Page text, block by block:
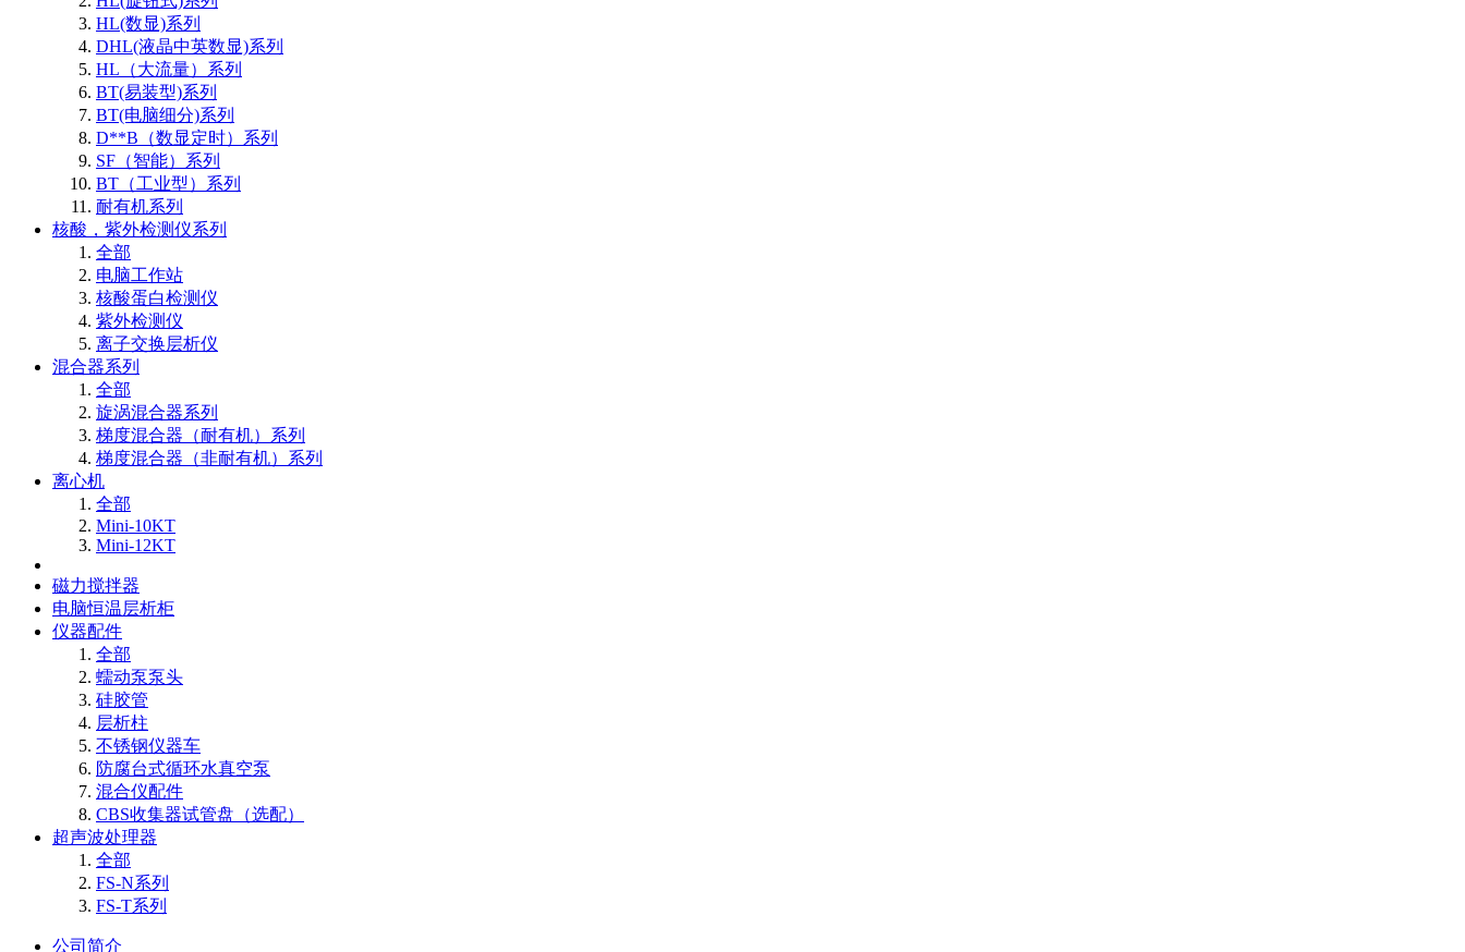
HL(数显)系列
DHL(液晶中英数显)系列
HL（大流量）系列
BT(易装型)系列
BT(电脑细分)系列
D**B（数显定时）系列
SF（智能）系列
BT（工业型）系列
耐有机系列
核酸，紫外检测仪系列
全部
电脑工作站
核酸蛋白检测仪
紫外检测仪
离子交换层析仪
混合器系列
全部
旋涡混合器系列
梯度混合器（耐有机）系列
梯度混合器（非耐有机）系列
离心机
全部
Mini-10KT
Mini-12KT
磁力搅拌器
电脑恒温层析柜
仪器配件
全部
蠕动泵泵头
硅胶管
层析柱
不锈钢仪器车
防腐台式循环水真空泵
混合仪配件
CBS收集器试管盘（选配）
超声波处理器
全部
FS-N系列
FS-T系列
公司简介